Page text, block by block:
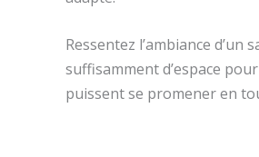
Ressentez l’ambiance
suffisamment d’espace
puissent se promener en